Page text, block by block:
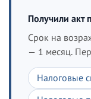
Получили акт
Срок на
— 1 месяц.
Налоговые